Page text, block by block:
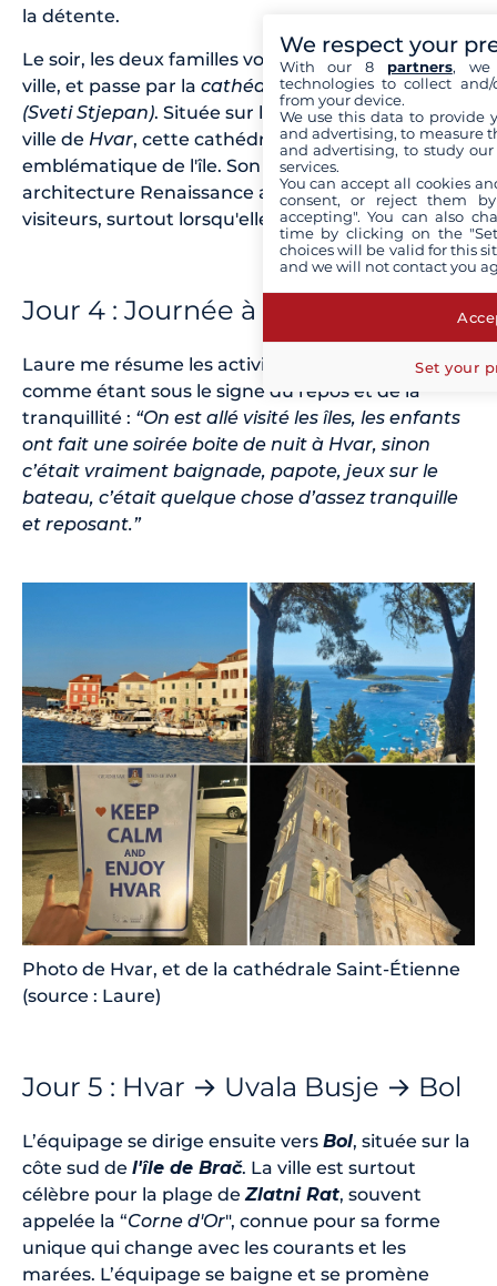
la détente.
Le soir, les deux familles vont se promener dans la
ville, et passe par la cathédrale Saint-Étienne
(Sveti Stjepan). Située sur la place principale de la
ville de Hvar, cette cathédrale est un monument
emblématique de l'île. Son clocher élégant et son
architecture Renaissance attirent de nombreux
visiteurs, surtout lorsqu'elle est illuminée la nuit
Jour 4 : Journée à Hvar
Laure me résume les activités de l’équipage
comme étant sous le signe du repos et de la
tranquillité : “On est allé visité les îles, les enfants
ont fait une soirée boite de nuit à Hvar, sinon
c’était vraiment baignade, papote, jeux sur le
bateau, c’était quelque chose d’assez tranquille
et reposant.”
Photo de Hvar, et de la cathédrale Saint-Étienne
(source : Laure)
Jour 5 : Hvar → Uvala Busje → Bol
L’équipage se dirige ensuite vers Bol, située sur la
côte sud de l'île de Brač. La ville est surtout
célèbre pour la plage de Zlatni Rat, souvent
appelée la “Corne d'Or", connue pour sa forme
unique qui change avec les courants et les
marées. L’équipage se baigne et se promène
We respect your
With our 8 partners, we
technologies to collect
from your device.
We use this data to provide
and advertising, to measure
and advertising, to study
services.
You can accept all cookies
consent, or reject them
accepting". You can also
time by clicking on the
choices will be valid for this
and we will not contact you
Set your